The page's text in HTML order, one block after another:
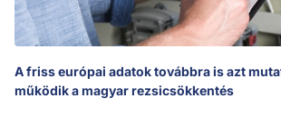
A friss európai adatok továbbra is azt
működik a magyar rezsicsökkentés